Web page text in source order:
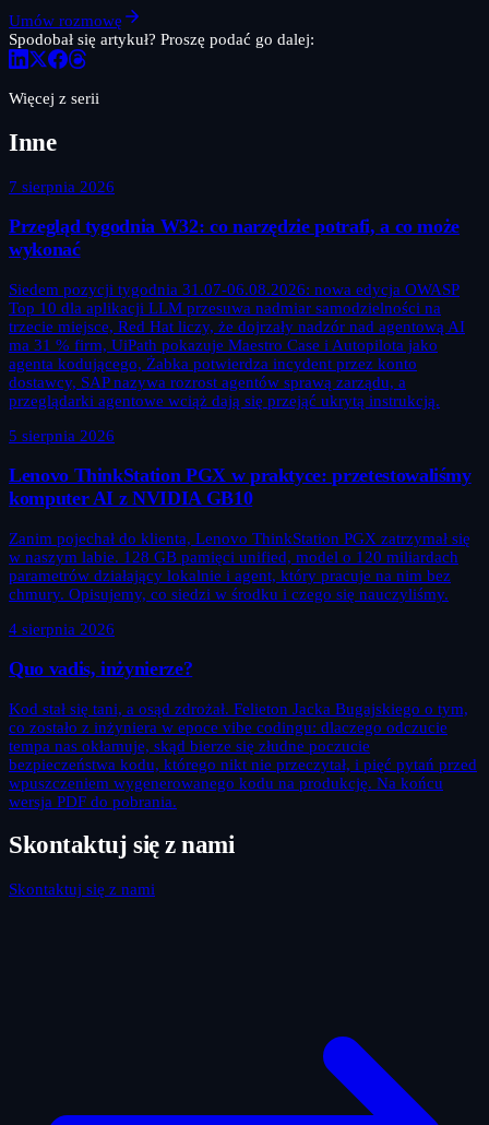
Umów rozmowę
Spodobał się artykuł? Proszę podać go dalej:
Więcej z serii
Inne
7 sierpnia 2026
Przegląd tygodnia W32: co narzędzie potrafi, a co może
wykonać
Siedem pozycji tygodnia 31.07-06.08.2026: nowa edycja OWASP
Top 10 dla aplikacji LLM przesuwa nadmiar samodzielności na
trzecie miejsce, Red Hat liczy, że dojrzały nadzór nad agentową AI
ma 31 % firm, UiPath pokazuje Maestro Case i Autopilota jako
agenta kodującego, Żabka potwierdza incydent przez konto
dostawcy, SAP nazywa rozrost agentów sprawą zarządu, a
przeglądarki agentowe wciąż dają się przejąć ukrytą instrukcją.
5 sierpnia 2026
Lenovo ThinkStation PGX w praktyce: przetestowaliśmy
komputer AI z NVIDIA GB10
Zanim pojechał do klienta, Lenovo ThinkStation PGX zatrzymał się
w naszym labie. 128 GB pamięci unified, model o 120 miliardach
parametrów działający lokalnie i agent, który pracuje na nim bez
chmury. Opisujemy, co siedzi w środku i czego się nauczyliśmy.
4 sierpnia 2026
Quo vadis, inżynierze?
Kod stał się tani, a osąd zdrożał. Felieton Jacka Bugajskiego o tym,
co zostało z inżyniera w epoce vibe codingu: dlaczego odczucie
tempa nas okłamuje, skąd bierze się złudne poczucie
bezpieczeństwa kodu, którego nikt nie przeczytał, i pięć pytań przed
wpuszczeniem wygenerowanego kodu na produkcję. Na końcu
wersja PDF do pobrania.
Skontaktuj się z nami
Skontaktuj się z nami